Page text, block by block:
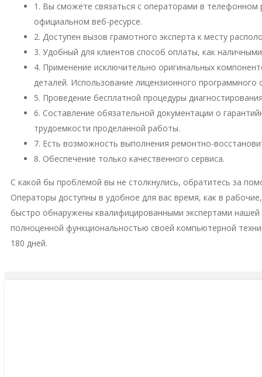
1. Вы сможете связаться с операторами в
официальном веб-ресурсе.
2. Доступен вызов грамотного эксперта к месту
3. Удобный для клиентов способ оплаты, как
4. Применение исключительно оригинальных
деталей. Использование лицензионного
5. Проведение бесплатной процедуры
6. Составление обязательной документации о
трудоемкости проделанной работы.
7. Есть возможность выполнения ремонтно-
8. Обеспечение только качественного сервиса.
С какой бы проблемой вы не столкнулись, обратитесь за
Операторы доступны в удобное для вас время, как в
быстро обнаружены квалифицированными экспертами
полноценной функциональностью своей компьютерной
180 дней.